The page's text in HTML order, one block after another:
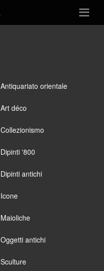
Antiquariato orientale
Art déco
Collezionismo
Dipinti '800
Dipinti antichi
Icone
Maioliche
Oggetti antichi
Sculture